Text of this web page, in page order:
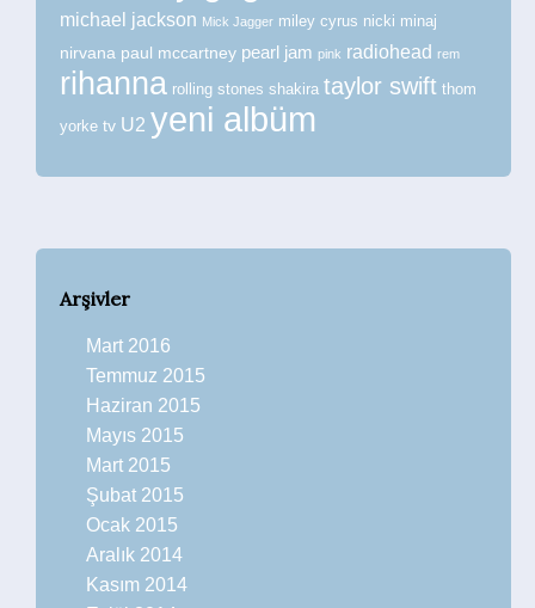
michael jackson Mick Jagger miley cyrus nicki minaj
nirvana paul mccartney pearl jam pink radiohead rem
rihanna rolling stones shakira taylor swift thom
yorke tv U2 yeni albüm
Arşivler
Mart 2016
Temmuz 2015
Haziran 2015
Mayıs 2015
Mart 2015
Şubat 2015
Ocak 2015
Aralık 2014
Kasım 2014